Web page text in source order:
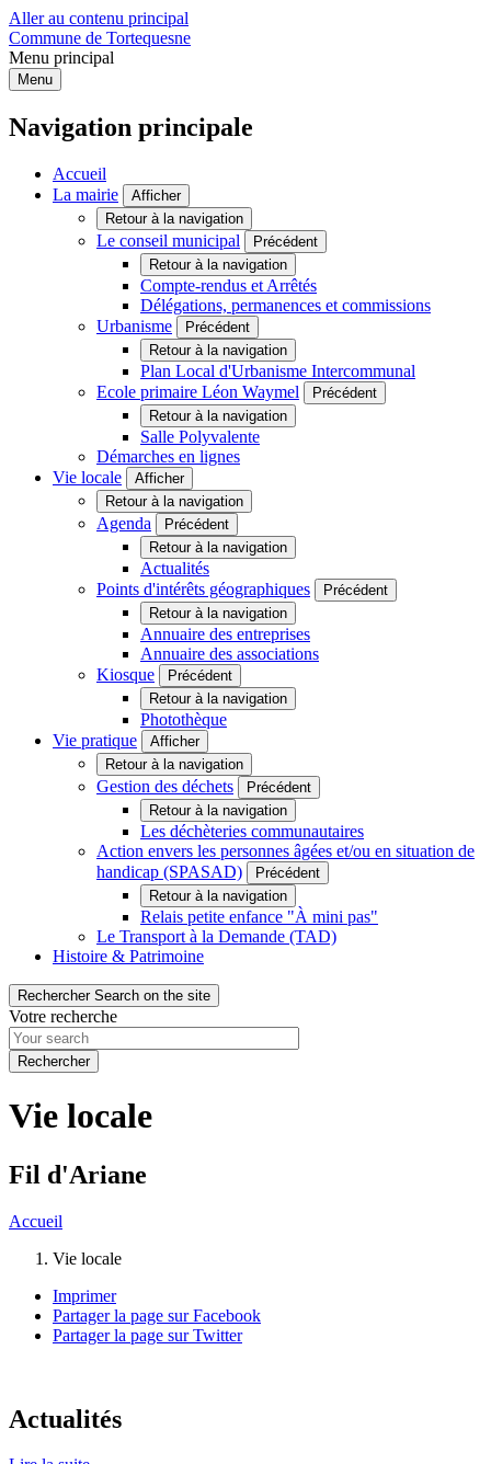
Aller au contenu principal
Commune de Tortequesne
Menu principal
Menu
Navigation principale
Accueil
La mairie
Afficher
Retour à la navigation
Le conseil municipal
Précédent
Retour à la navigation
Compte-rendus et Arrêtés
Délégations, permanences et commissions
Urbanisme
Précédent
Retour à la navigation
Plan Local d'Urbanisme Intercommunal
Ecole primaire Léon Waymel
Précédent
Retour à la navigation
Salle Polyvalente
Démarches en lignes
Vie locale
Afficher
Retour à la navigation
Agenda
Précédent
Retour à la navigation
Actualités
Points d'intérêts géographiques
Précédent
Retour à la navigation
Annuaire des entreprises
Annuaire des associations
Kiosque
Précédent
Retour à la navigation
Photothèque
Vie pratique
Afficher
Retour à la navigation
Gestion des déchets
Précédent
Retour à la navigation
Les déchèteries communautaires
Action envers les personnes âgées et/ou en situation de
handicap (SPASAD)
Précédent
Retour à la navigation
Relais petite enfance "À mini pas"
Le Transport à la Demande (TAD)
Histoire & Patrimoine
Rechercher Search on the site
Votre recherche
Vie locale
Fil d'Ariane
Accueil
Vie locale
Imprimer
Partager la page sur Facebook
Partager la page sur Twitter
Actualités